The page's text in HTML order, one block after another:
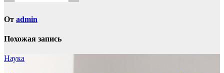
От admin
Похожая запись
Наука